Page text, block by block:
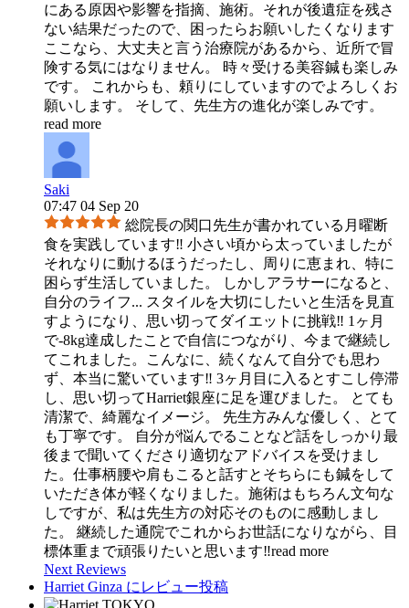
にある原因や影響を指摘、施術。それが後遺症を残さ
ない結果だったので、困ったらお願いしたくなります
ここなら、大丈夫と言う治療院があるから、近所で冒
険する気にはなりません。 時々受ける美容鍼も楽しみ
です。 これからも、頼りにしていますのでよろしくお
願いします。 そして、先生方の進化が楽しみです。
read more
Saki
07:47 04 Sep 20
総院長の関口先生が書かれている月曜断
食を実践しています‼︎ 小さい頃から太っていましたが
それなりに動けるほうだったし、周りに恵まれ、特に
困らず生活していました。 しかしアラサーになると、
自分のライフ... スタイルを大切にしたいと生活を見直
すようになり、思い切ってダイエットに挑戦‼︎ 1ヶ月
で-8kg達成したことで自信につながり、今まで継続し
てこれました。こんなに、続くなんて自分でも思わ
ず、本当に驚いています‼︎ 3ヶ月目に入るとすこし停滞
し、思い切ってHarriet銀座に足を運びました。 とても
清潔で、綺麗なイメージ。 先生方みんな優しく、とて
も丁寧です。 自分が悩んでることなど話をしっかり最
後まで聞いてくださり適切なアドバイスを受けまし
た。仕事柄腰や肩もこると話すとそちらにも鍼をして
いただき体が軽くなりました。施術はもちろん文句な
しですが、私は先生方の対応そのものに感動しまし
た。 継続した通院でこれからお世話になりながら、目
標体重まで頑張りたいと思います‼︎read more
Next Reviews
Harriet Ginza にレビュー投稿